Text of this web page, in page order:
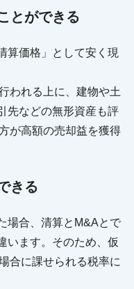
とができる
算価格」として安く現
われる上に、建物や土
先などの無形資産も評
が高額の売却益を獲得
きる
場合、清算とM&Aとで
います。そのため、仮
合に課せられる税率に